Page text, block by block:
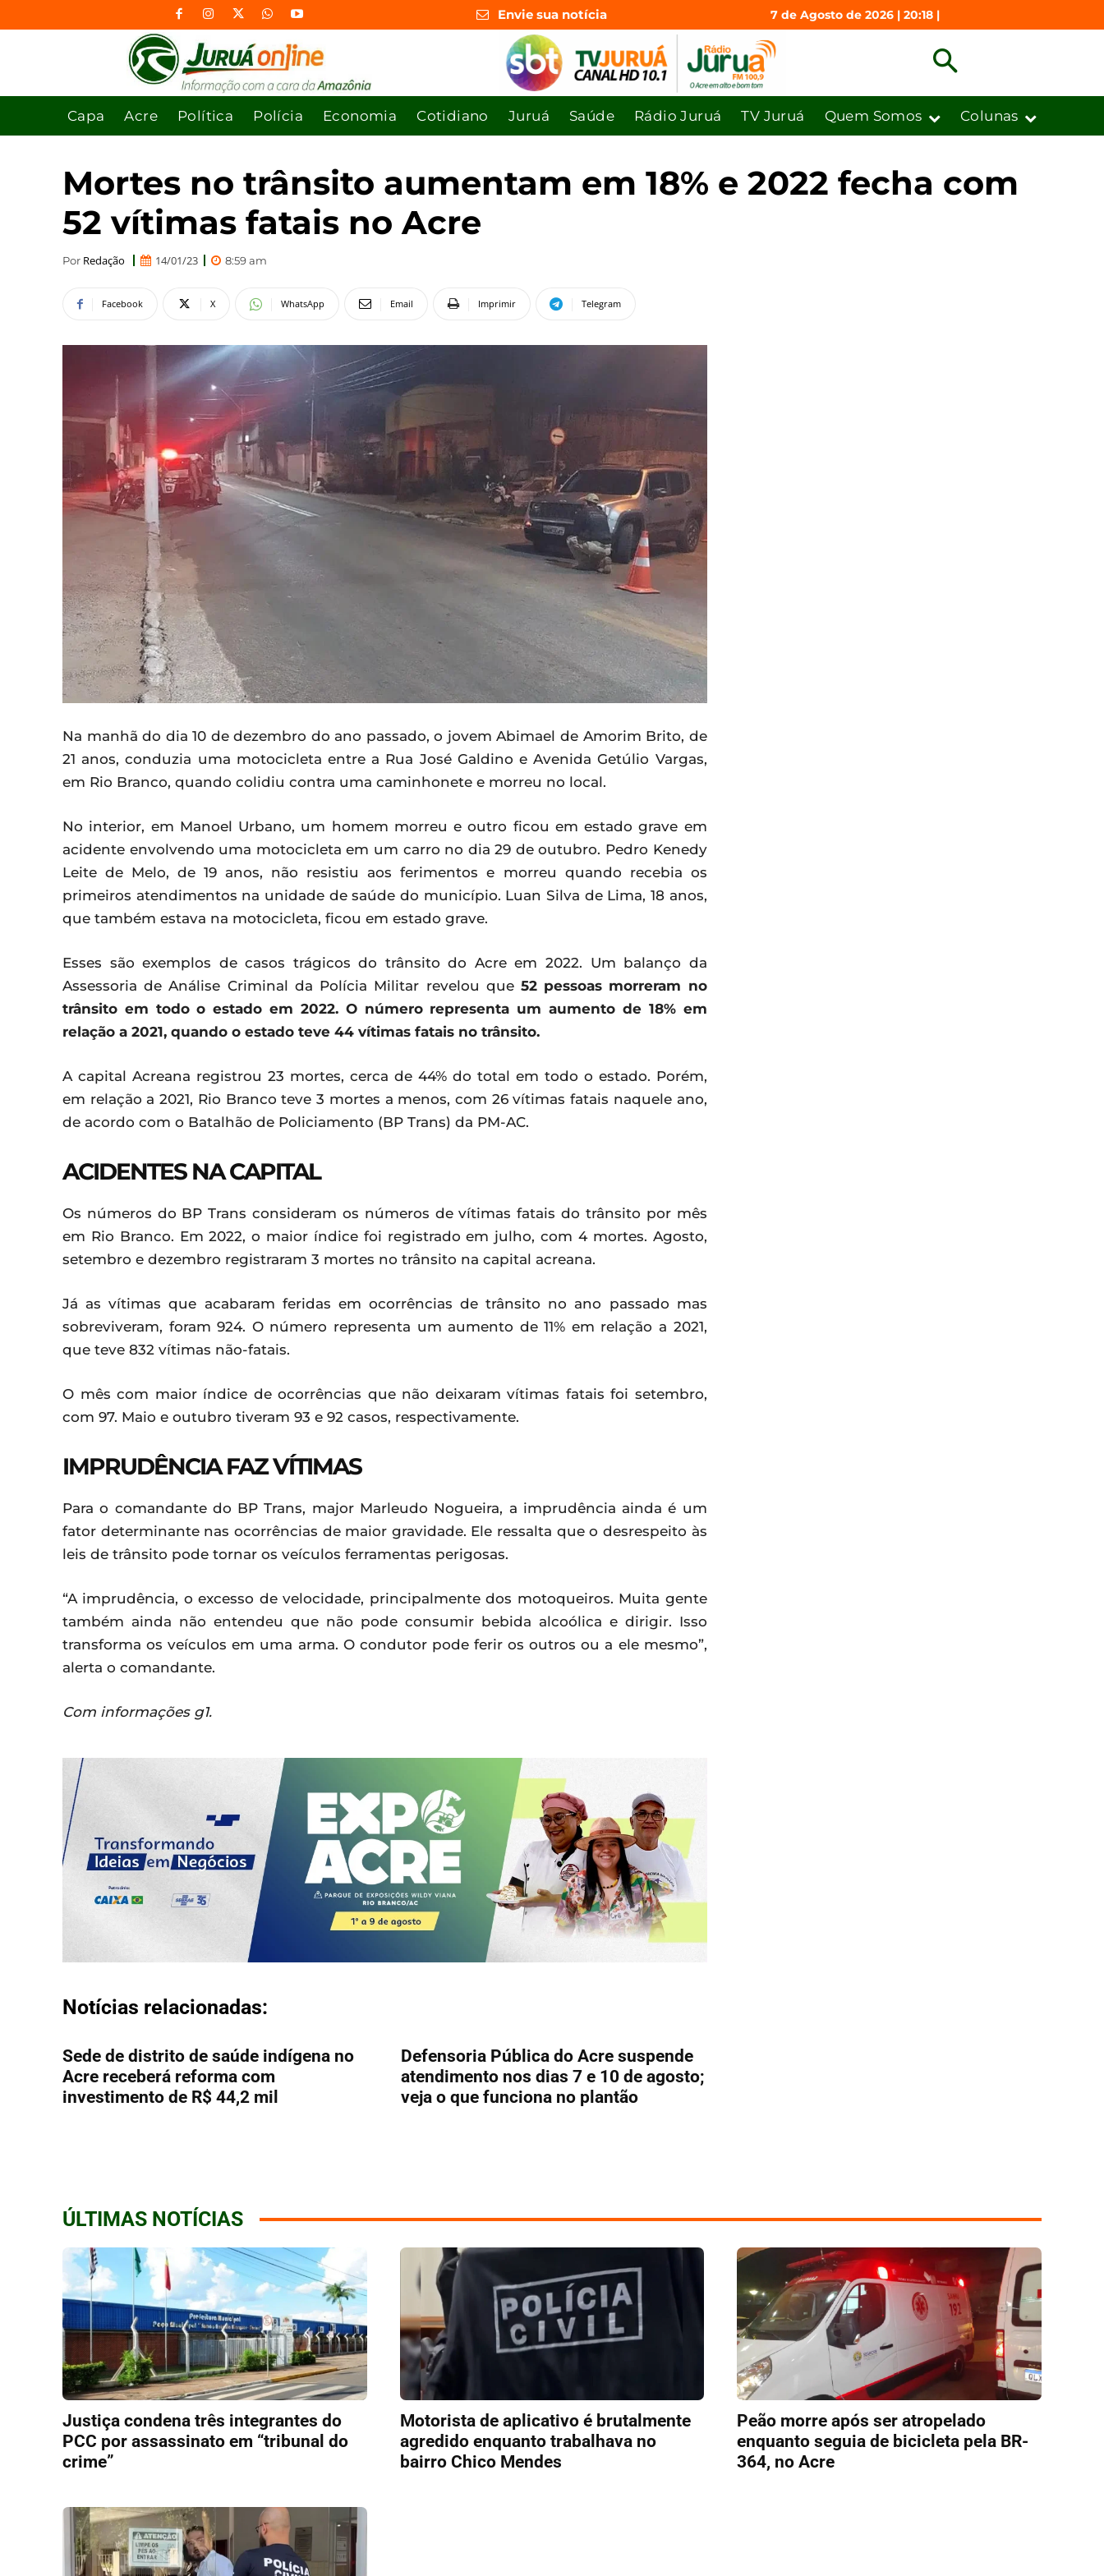
Envie sua notícia 7 de Agosto de 2026 | 20:18 |
Capa Acre Política Polícia Economia Cotidiano Juruá Saúde Rádio Juruá TV Juruá Quem Somos Colunas
Mortes no trânsito aumentam em 18% e 2022 fecha com
52 vítimas fatais no Acre
Por Redação 14/01/23 8:59 am
Facebook X WhatsApp Email Imprimir Telegram
Na manhã do dia 10 de dezembro do ano passado, o jovem Abimael de Amorim Brito, de
21 anos, conduzia uma motocicleta entre a Rua José Galdino e Avenida Getúlio Vargas,
em Rio Branco, quando colidiu contra uma caminhonete e morreu no local.
No interior, em Manoel Urbano, um homem morreu e outro ficou em estado grave em
acidente envolvendo uma motocicleta em um carro no dia 29 de outubro. Pedro Kenedy
Leite de Melo, de 19 anos, não resistiu aos ferimentos e morreu quando recebia os
primeiros atendimentos na unidade de saúde do município. Luan Silva de Lima, 18 anos,
que também estava na motocicleta, ficou em estado grave.
Esses são exemplos de casos trágicos do trânsito do Acre em 2022. Um balanço da
Assessoria de Análise Criminal da Polícia Militar revelou que 52 pessoas morreram no
trânsito em todo o estado em 2022. O número representa um aumento de 18% em
relação a 2021, quando o estado teve 44 vítimas fatais no trânsito.
A capital Acreana registrou 23 mortes, cerca de 44% do total em todo o estado. Porém,
em relação a 2021, Rio Branco teve 3 mortes a menos, com 26 vítimas fatais naquele ano,
de acordo com o Batalhão de Policiamento (BP Trans) da PM-AC.
ACIDENTES NA CAPITAL
Os números do BP Trans consideram os números de vítimas fatais do trânsito por mês
em Rio Branco. Em 2022, o maior índice foi registrado em julho, com 4 mortes. Agosto,
setembro e dezembro registraram 3 mortes no trânsito na capital acreana.
Já as vítimas que acabaram feridas em ocorrências de trânsito no ano passado mas
sobreviveram, foram 924. O número representa um aumento de 11% em relação a 2021,
que teve 832 vítimas não-fatais.
O mês com maior índice de ocorrências que não deixaram vítimas fatais foi setembro,
com 97. Maio e outubro tiveram 93 e 92 casos, respectivamente.
IMPRUDÊNCIA FAZ VÍTIMAS
Para o comandante do BP Trans, major Marleudo Nogueira, a imprudência ainda é um
fator determinante nas ocorrências de maior gravidade. Ele ressalta que o desrespeito às
leis de trânsito pode tornar os veículos ferramentas perigosas.
“A imprudência, o excesso de velocidade, principalmente dos motoqueiros. Muita gente
também ainda não entendeu que não pode consumir bebida alcoólica e dirigir. Isso
transforma os veículos em uma arma. O condutor pode ferir os outros ou a ele mesmo”,
alerta o comandante.
Com informações g1.
Notícias relacionadas:
Sede de distrito de saúde indígena no
Acre receberá reforma com
investimento de R$ 44,2 mil
Defensoria Pública do Acre suspende
atendimento nos dias 7 e 10 de agosto;
veja o que funciona no plantão
ÚLTIMAS NOTÍCIAS
Justiça condena três integrantes do
PCC por assassinato em “tribunal do
crime”
Motorista de aplicativo é brutalmente
agredido enquanto trabalhava no
bairro Chico Mendes
Peão morre após ser atropelado
enquanto seguia de bicicleta pela BR-
364, no Acre